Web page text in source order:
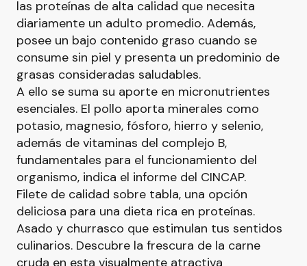
las proteínas de alta calidad que necesita
diariamente un adulto promedio. Además,
posee un bajo contenido graso cuando se
consume sin piel y presenta un predominio de
grasas consideradas saludables.
A ello se suma su aporte en micronutrientes
esenciales. El pollo aporta minerales como
potasio, magnesio, fósforo, hierro y selenio,
además de vitaminas del complejo B,
fundamentales para el funcionamiento del
organismo, indica el informe del CINCAP.
Filete de calidad sobre tabla, una opción
deliciosa para una dieta rica en proteínas.
Asado y churrasco que estimulan tus sentidos
culinarios. Descubre la frescura de la carne
cruda en esta visualmente atractiva